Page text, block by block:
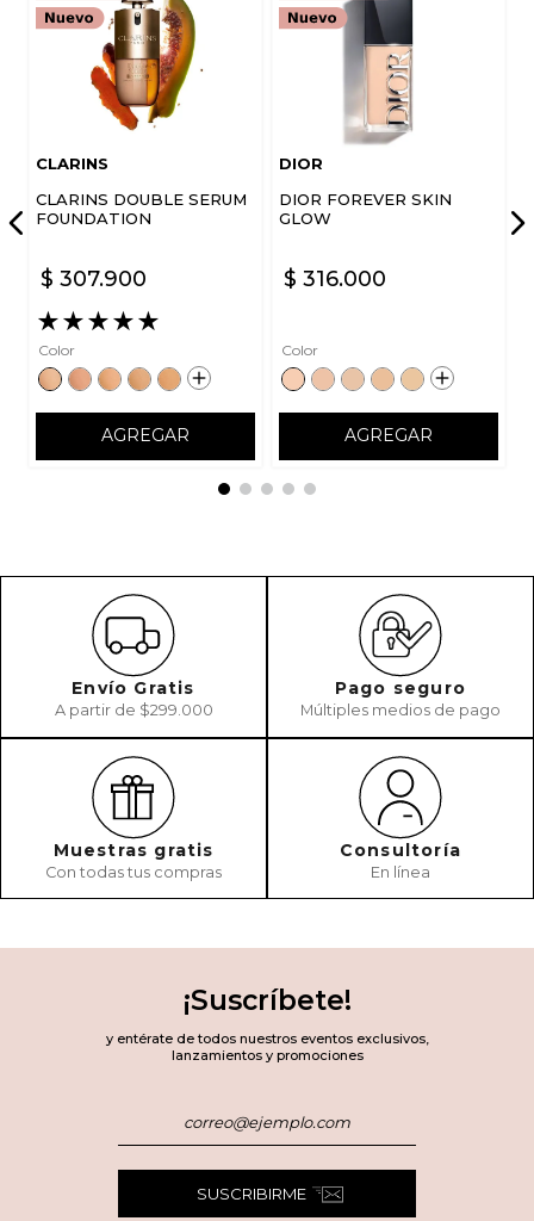
CLARINS
CLARINS DOUBLE SERUM
FOUNDATION
$ 307.900
★★★★★
Color
AGREGAR
DIOR
DIOR FOREVER SKIN
GLOW
$ 316.000
Color
AGREGAR
Envío Gratis
A partir de $299.000
Pago seguro
Múltiples medios de pago
Muestras gratis
Con todas tus compras
Consultoría
En línea
¡Suscríbete!
y entérate de todos nuestros eventos exclusivos,
lanzamientos y promociones
SUSCRIBIRME